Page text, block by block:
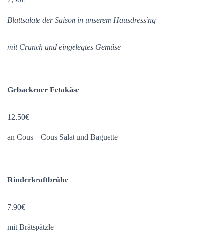
Blattsalate der Saison in unserem Hausdressing
mit Crunch und eingelegtes Gemüse
Gebackener Fetakäse
12,50€
an Cous – Cous Salat und Baguette
Rinderkraftbrühe
7,90€
mit Brätspätzle